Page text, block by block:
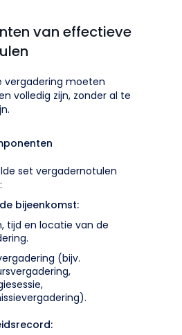
van effectieve
vergadering moeten
volledig zijn, zonder al te
set vergadernotulen
bijeenkomst:
tijd en locatie van de
(bijv.